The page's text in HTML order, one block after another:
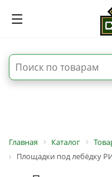
Главная Каталог
Площадки под лебёдку